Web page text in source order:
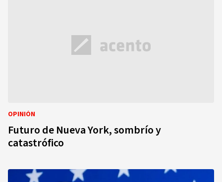
OPINIÓN
Futuro de Nueva York, sombrío y
catastrófico